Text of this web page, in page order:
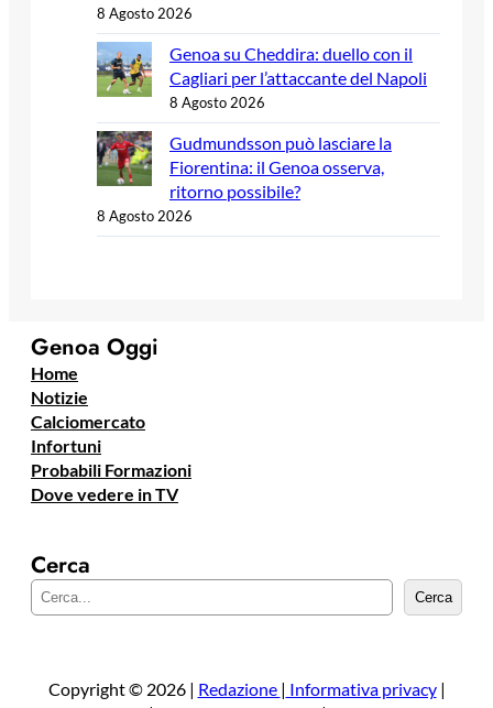
8 Agosto 2026
Genoa su Cheddira: duello con il
Cagliari per l’attaccante del Napoli
8 Agosto 2026
Gudmundsson può lasciare la
Fiorentina: il Genoa osserva,
ritorno possibile?
8 Agosto 2026
Genoa Oggi
Home
Notizie
Calciomercato
Infortuni
Probabili Formazioni
Dove vedere in TV
Cerca
e
a
Cerca
Copyright © 2026 | Redazione | Informativa privacy|